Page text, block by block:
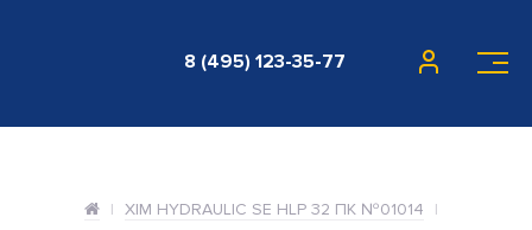
8 (495) 123-35-77
XIM HYDRAULIC SE HLP 32 ПК №01014